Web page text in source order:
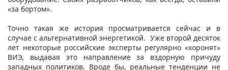
«за бортом».
Точно такая же история просматривается сейчас и в
случае с альтернативной энергетикой. Уже второй десяток
лет некоторые российские эксперты регулярно «хоронят»
ВИЭ, выдавая это направление за вздорную причуду
западных политиков. Вроде бы, реальные тенденции не